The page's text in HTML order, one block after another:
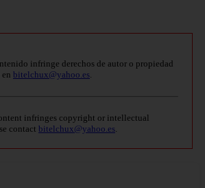
infringe derechos de autor o propiedad
bitelchux@yahoo.es.
infringes copyright or intellectual
contact bitelchux@yahoo.es.